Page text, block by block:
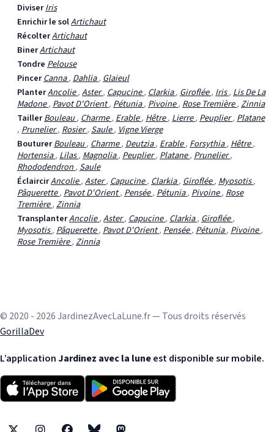
DiviserIris
Enrichir le solArtichaut
RécolterArtichaut
BinerArtichaut
Tondre Pelouse
PincerCanna, Dahlia, Glaieul
PlanterAncolie,Aster, Capucine, Clarkia, Giroflée, Iris, Lis De La
Madone, Pavot D'Orient, Pétunia, Pivoine, Rose Tremière,Zinnia
TaillerBouleau, Charme, Erable, Hêtre, Lierre, Peuplier, Platane
, Prunelier, Rosier, Saule, Vigne Vierge
BouturerBouleau, Charme, Deutzia, Erable, Forsythia, Hêtre,
Hortensia, Lilas, Magnolia, Peuplier, Platane, Prunelier,
Rhododendron, Saule
ÉclaircirAncolie,Aster, Capucine, Clarkia, Giroflée, Myosotis,
Pâquerette, Pavot D'Orient, Pensée, Pétunia, Pivoine, Rose
Tremière,Zinnia
TransplanterAncolie,Aster, Capucine, Clarkia, Giroflée,
Myosotis, Pâquerette, Pavot D'Orient, Pensée, Pétunia, Pivoine,
Rose Tremière,Zinnia
© 2020 - 2026 JardinezAvecLaLune.fr — Tous droits réservés
GorillaDev
L’application Jardinez avec la luneest disponible sur mobile.